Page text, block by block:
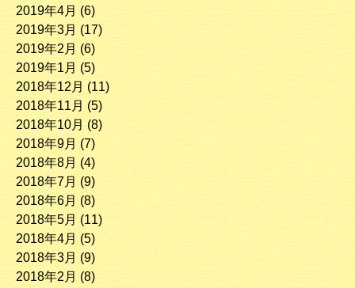
2019年4月 (6)
2019年3月 (17)
2019年2月 (6)
2019年1月 (5)
2018年12月 (11)
2018年11月 (5)
2018年10月 (8)
2018年9月 (7)
2018年8月 (4)
2018年7月 (9)
2018年6月 (8)
2018年5月 (11)
2018年4月 (5)
2018年3月 (9)
2018年2月 (8)